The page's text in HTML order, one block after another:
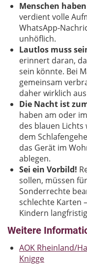
Menschen
verdient volle
WhatsApp-
unhöflich.
Lautlos muss
erinnert daran,
sein könnte. Bei
gemeinsam
daher wirklich
Die Nacht ist
haben am oder
des blauen Lichts
dem
das Gerät im
ablegen.
Sei ein Vorbild!
sollen, müssen
Sonderrechte
schlechte Karten
Kindern
Weitere
AOK Rheinland/
Knigge